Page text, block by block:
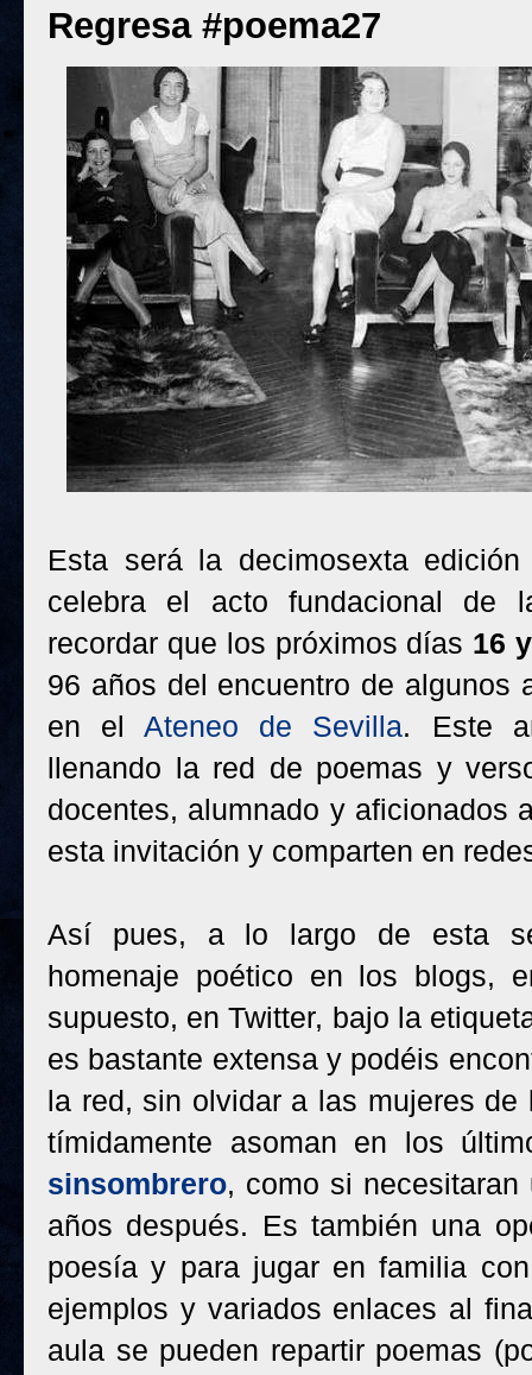
Regresa #poema27
Esta será la decimosexta edición
celebra el acto fundacional de
recordar que los próximos días 16
96 años del encuentro de algunos
en elAteneo de Sevilla. Este
llenando la red de poemas y
docentes, alumnado y aficionados
esta invitación y comparten en
Así pues, a lo largo de esta
homenaje poético en los blogs,
supuesto, en Twitter, bajo la
es bastante extensa y podéis
la red, sin olvidar a las mujeres
tímidamente asoman en los
sinsombrero, como si
años después. Es también una
poesía y para jugar en familia
ejemplos y variados enlaces al
aula se pueden repartir poemas